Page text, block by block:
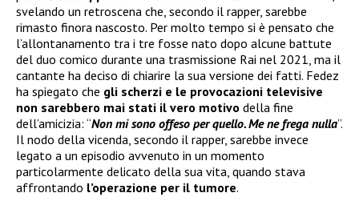
svelando un retroscena che, secondo il rapper, sarebbe
rimasto finora nascosto. Per molto tempo si è pensato che
l’allontanamento tra i tre fosse nato dopo alcune battute
del duo comico durante una trasmissione Rai nel 2021, ma il
cantante ha deciso di chiarire la sua versione dei fatti. Fedez
ha spiegato che gli scherzi e le provocazioni televisive
non sarebbero mai stati il vero motivo della fine
dell’amicizia: “Non mi sono offeso per quello. Me ne frega nulla”.
Il nodo della vicenda, secondo il rapper, sarebbe invece
legato a un episodio avvenuto in un momento
particolarmente delicato della sua vita, quando stava
affrontando l’operazione per il tumore.